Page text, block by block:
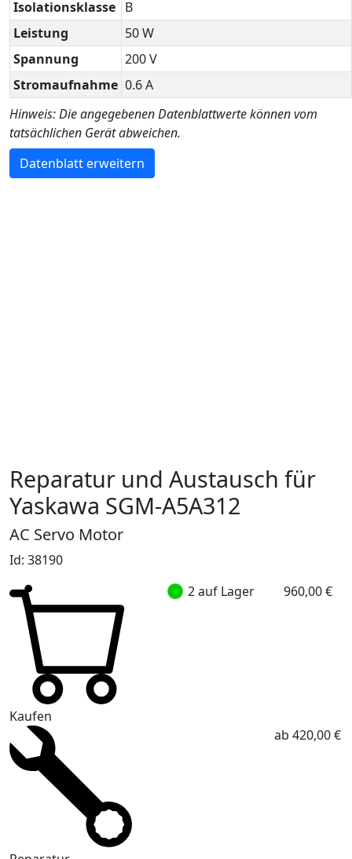
Isolationsklasse B
Leistung
50 W
Spannung
200 V
Stromaufnahme 0.6 A
Hinweis: Die angegebenen Datenblattwerte können vom
tatsächlichen Gerät abweichen.
Datenblatt erweitern
Reparatur und Austausch für
Yaskawa SGM-A5A312
AC Servo Motor
Id: 38190
Kaufen
2 auf Lager 960,00 €
ab 420,00 €